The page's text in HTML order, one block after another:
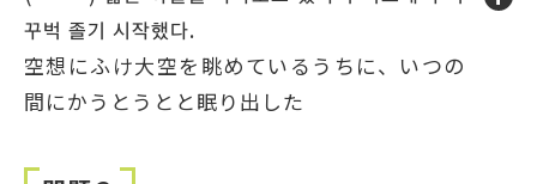
꾸벅 졸기 시작했다.
空想にふけ大空を眺めているうちに、いつの
間にかうとうとと眠り出した